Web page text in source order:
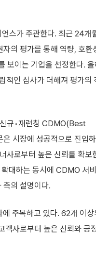
스가 주관한다. 최근 24개
의 평가를 통해 역량, 호환
보이는 기업을 선정한다. 올
적인 심사가 더해져 평가의
신규•재런칭 CDMO(Best
시장에 성공적으로 진입
사로부터 높은 신뢰를 확보
대하는 동시에 CDMO 서
측의 설명이다.
주목하고 있다. 62개 이
사로부터 높은 신뢰와 긍